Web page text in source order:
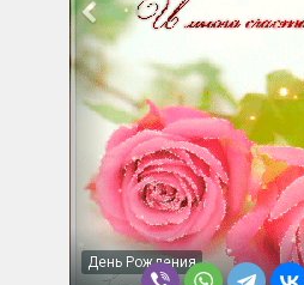
День Рождения